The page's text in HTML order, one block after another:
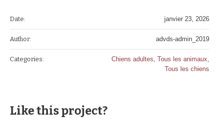
Date: janvier 23, 2026
Author: advds-admin_2019
Categories: Chiens adultes, Tous les animaux,
Tous les chiens
Like this project?